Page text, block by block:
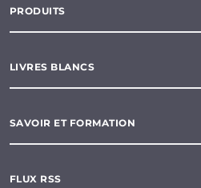
PRODUITS
LIVRES BLANCS
SAVOIR ET FORMATION
FLUX RSS